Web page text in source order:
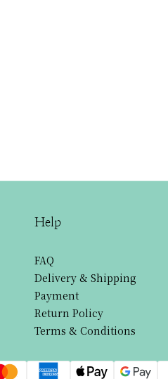
Help
FAQ
Delivery & Shipping
Payment
Return Policy
Terms & Conditions